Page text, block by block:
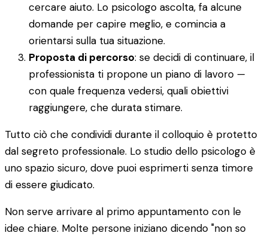
cercare aiuto. Lo psicologo ascolta, fa alcune
domande per capire meglio, e comincia a
orientarsi sulla tua situazione.
Proposta di percorso: se decidi di continuare, il
professionista ti propone un piano di lavoro —
con quale frequenza vedersi, quali obiettivi
raggiungere, che durata stimare.
Tutto ciò che condividi durante il colloquio è protetto
dal segreto professionale. Lo studio dello psicologo è
uno spazio sicuro, dove puoi esprimerti senza timore
di essere giudicato.
Non serve arrivare al primo appuntamento con le
idee chiare. Molte persone iniziano dicendo "non so